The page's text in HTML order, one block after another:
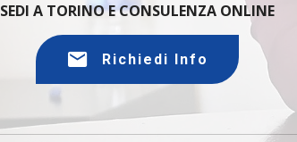
SEDI A TORINO E CONSULENZA ONLINE
Richiedi Info